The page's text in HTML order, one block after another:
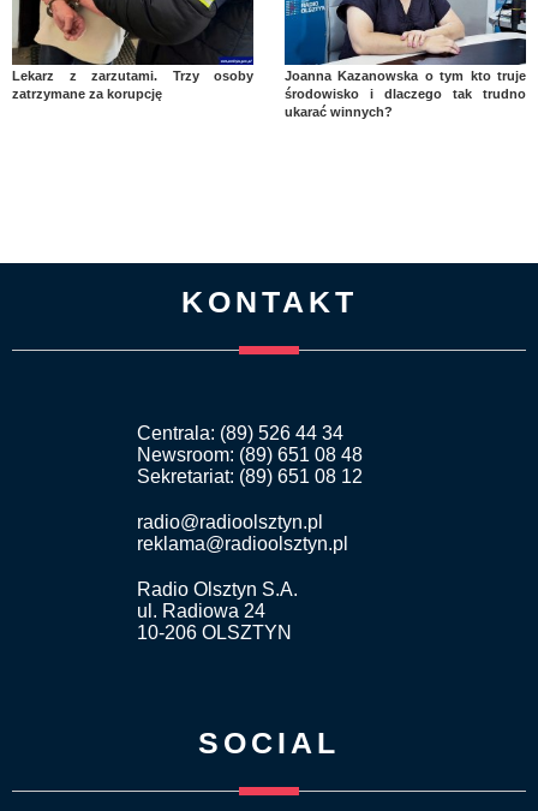
Lekarz z zarzutami. Trzy osoby
zatrzymane za korupcję
Joanna Kazanowska o tym kto truje
środowisko i dlaczego tak trudno
ukarać winnych?
KONTAKT
Centrala: (89) 526 44 34
Newsroom: (89) 651 08 48
Sekretariat: (89) 651 08 12
radio@radioolsztyn.pl
reklama@radioolsztyn.pl
Radio Olsztyn S.A.
ul. Radiowa 24
10-206 OLSZTYN
SOCIAL